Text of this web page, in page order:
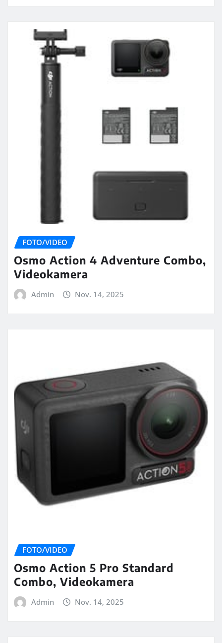
FOTO/VIDEO
Osmo Action 4 Adventure Combo,
Videokamera
Admin Nov. 14, 2025
FOTO/VIDEO
Osmo Action 5 Pro Standard
Combo, Videokamera
Admin Nov. 14, 2025